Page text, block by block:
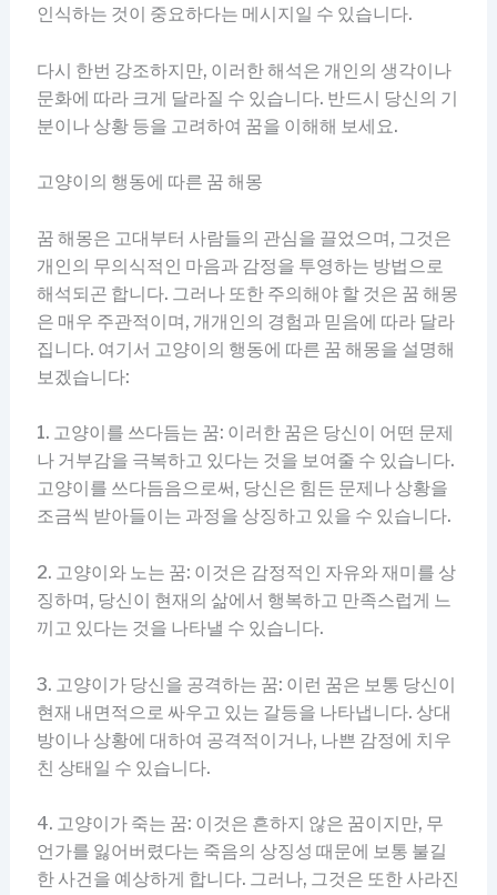
인식하는 것이 중요하다는 메시지일 수 있습니다.
다시 한번 강조하지만, 이러한 해석은 개인의 생각이나
문화에 따라 크게 달라질 수 있습니다. 반드시 당신의 기
분이나 상황 등을 고려하여 꿈을 이해해 보세요.
고양이의 행동에 따른 꿈 해몽
꿈 해몽은 고대부터 사람들의 관심을 끌었으며, 그것은
개인의 무의식적인 마음과 감정을 투영하는 방법으로
해석되곤 합니다. 그러나 또한 주의해야 할 것은 꿈 해몽
은 매우 주관적이며, 개개인의 경험과 믿음에 따라 달라
집니다. 여기서 고양이의 행동에 따른 꿈 해몽을 설명해
보겠습니다:
1. 고양이를 쓰다듬는 꿈: 이러한 꿈은 당신이 어떤 문제
나 거부감을 극복하고 있다는 것을 보여줄 수 있습니다.
고양이를 쓰다듬음으로써, 당신은 힘든 문제나 상황을
조금씩 받아들이는 과정을 상징하고 있을 수 있습니다.
2. 고양이와 노는 꿈: 이것은 감정적인 자유와 재미를 상
징하며, 당신이 현재의 삶에서 행복하고 만족스럽게 느
끼고 있다는 것을 나타낼 수 있습니다.
3. 고양이가 당신을 공격하는 꿈: 이런 꿈은 보통 당신이
현재 내면적으로 싸우고 있는 갈등을 나타냅니다. 상대
방이나 상황에 대하여 공격적이거나, 나쁜 감정에 치우
친 상태일 수 있습니다.
4. 고양이가 죽는 꿈: 이것은 흔하지 않은 꿈이지만, 무
언가를 잃어버렸다는 죽음의 상징성 때문에 보통 불길
한 사건을 예상하게 합니다. 그러나, 그것은 또한 사라진